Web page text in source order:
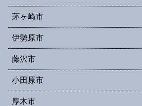
茅ヶ崎市
伊勢原市
藤沢市
小田原市
厚木市